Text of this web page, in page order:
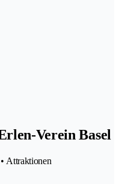
Verein Basel
Attraktionen